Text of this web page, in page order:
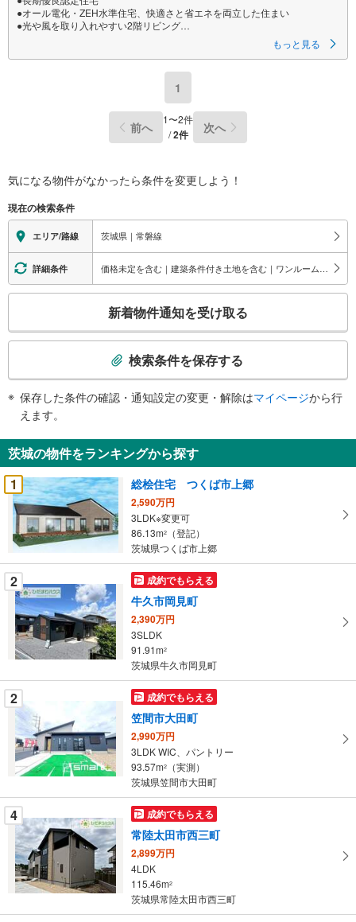
●オール電化・ZEH水準住宅、快適さと省エネを両立した住まい
●光や風を取り入れやすい2階リビング
●住宅性能評価取得物件
対象物件をご契約のお客様へ
※詳細はお気軽にお問い合わせください♪
●○●○●○●○●○●○●○●○●○●○●
【購入のご相談】
地元に強い「山一地所」だから、
売買物件も豊富に取り揃えています。
ご希望条件に合った物件のご紹介から
住宅ローン・資金計画・投資のご相談まで
ワンストップでサポートいたします。
こんなお悩みはありませんか？
・住宅ローンはどれくらい借りられるの？
・無理のない返済のための予算は？
・マンションと戸建て、どう選べばいい？
お住まいに関するご相談は随時受付中です！
●○●○●○●○●○●○●○●○●○●○●
もっと見る
1
前へ 1〜2件
/2件 次へ
気になる物件がなかったら条件を変更しよう！
現在の検索条件
エリア/路線 茨城県｜常磐線
詳細条件 価格未定を含む｜建築条件付き土地を含む｜ワンルーム｜1K/1DK｜1LDK｜2K/2DK｜2LDK
検
知
を
受
け
取
る
・
条
件
を
マ
イ
ペ
ジ
に
保
存
す
る
新着物件通知を受け取る
検索条件を保存する
保存した条件の確認・通知設定の変更・解除はマイページから行
えます。
茨城の物件をランキングから探す
1
総桧住宅 つくば市上郷
2,590万円
3LDK※変更可
86.13m2
（登記）
茨城県つくば市上郷
2 成約でもらえる
牛久市岡見町
2,390万円
3SLDK
91.91m2
茨城県牛久市岡見町
2 成約でもらえる
笠間市大田町
2,990万円
3LDK WIC、パントリー
93.57m2
（実測）
茨城県笠間市大田町
4 成約でもらえる
常陸太田市西三町
2,899万円
4LDK
115.46m2
茨城県常陸太田市西三町